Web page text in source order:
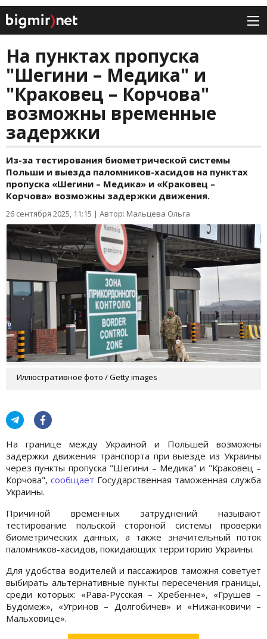
На пунктах пропуска
"Шегини – Медика" и
"Краковец – Корчова"
возможны временные
задержки
Из-за тестирования биометрической системы
Польши и выезда паломников-хасидов на пунктах
пропуска «Шегини – Медика» и «Краковец –
Корчова» возможны задержки движения.
26 сентября 2025, 11:15 | Автор: Мальцева Ольга
Иллюстративное фото / Getty images
На границе между Украиной и Польшей возможны
задержки движения транспорта при выезде из Украины
через пункты пропуска "Шегини – Медика" и "Краковец –
Корчова", сообщает Государственная таможенная служба
Украины.
Причиной временных затруднений называют
тестирование польской стороной системы проверки
биометрических данных, а также значительный поток
паломников-хасидов, покидающих территорию Украины.
Для удобства водителей и пассажиров таможня советует
выбирать альтернативные пункты пересечения границы,
среди которых: «Рава-Русская – Хребенне», «Грушев –
Будомеж», «Угринов – Долгобичев» и «Нижанковичи –
Мальховице».